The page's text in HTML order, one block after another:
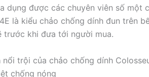
dụng được các chuyên viên số một
là kiểu chảo chống dính đun trên
trước khi đưa tới người mua.
trội của chảo chống dính
chống nóng